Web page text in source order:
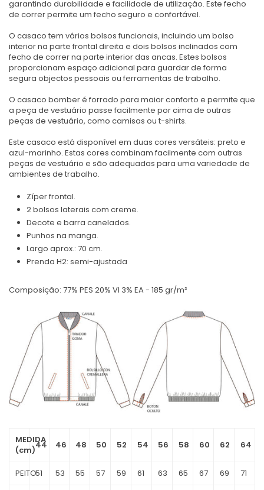
garantindo durabilidade e facilidade de utilização. Este fecho
de correr permite um fecho seguro e confortável.
O casaco tem vários bolsos funcionais, incluindo um bolso
interior na parte frontal direita e dois bolsos inclinados com
fecho de correr na parte interior das ancas. Estes bolsos
proporcionam espaço adicional para guardar de forma
segura objectos pessoais ou ferramentas de trabalho.
O casaco bomber é forrado para maior conforto e permite que
a peça de vestuário passe facilmente por cima de outras
peças de vestuário, como camisas ou t-shirts.
Este casaco está disponível em duas cores versáteis: preto e
azul-marinho. Estas cores combinam facilmente com outras
peças de vestuário e são adequadas para uma variedade de
ambientes de trabalho.
Zíper frontal.
2 bolsos laterais com creme.
Decote e barra canelados.
Punhos na manga.
Largo aprox.: 70 cm.
Prenda H2: semi-ajustada
Composição: 77% PES 20% VI 3% EA - 185 gr/m²
MEDIDA
(cm)44 46 48 50 52 54 56 58 60 62 64
PEITO51 53 55 57 59 61 63 65 67 69 71